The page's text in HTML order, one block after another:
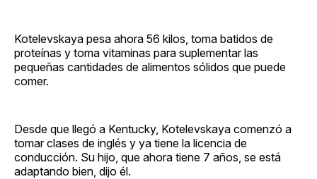
Kotelevskaya pesa ahora 56 kilos, toma batidos de
proteínas y toma vitaminas para suplementar las
pequeñas cantidades de alimentos sólidos que puede
comer.
Desde que llegó a Kentucky, Kotelevskaya comenzó a
tomar clases de inglés y ya tiene la licencia de
conducción. Su hijo, que ahora tiene 7 años, se está
adaptando bien, dijo él.